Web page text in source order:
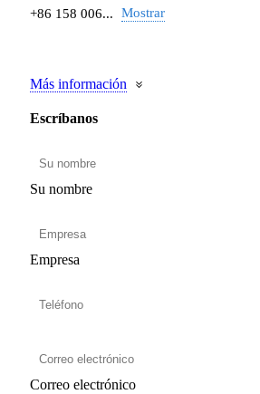
+86 158 006... Mostrar
Más información
Escríbanos
Su nombre
Empresa
Correo electrónico